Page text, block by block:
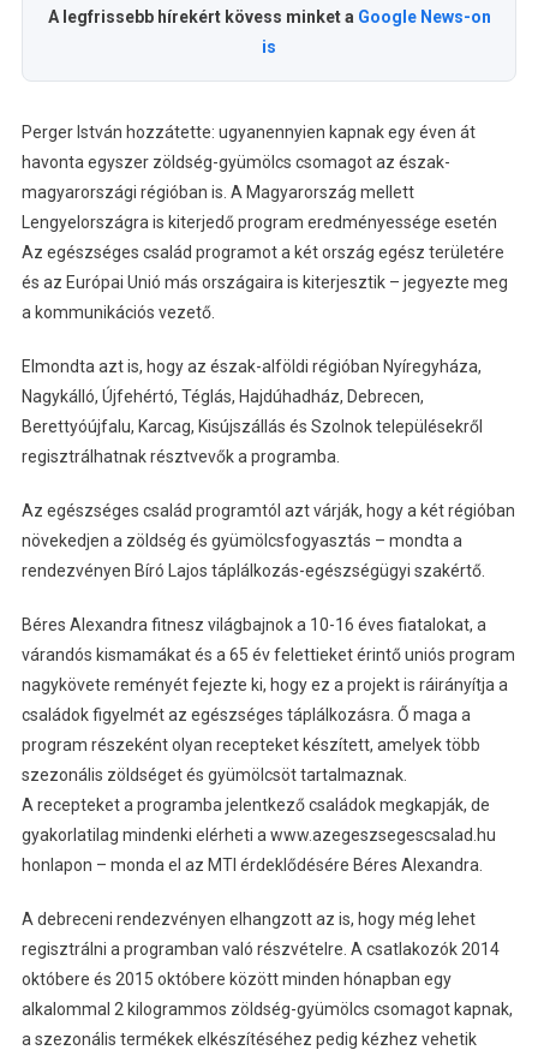
A legfrissebb hírekért kövess minket a Google News-on
is
Perger István hozzátette: ugyanennyien kapnak egy éven át
havonta egyszer zöldség-gyümölcs csomagot az észak-
magyarországi régióban is. A Magyarország mellett
Lengyelországra is kiterjedő program eredményessége esetén
Az egészséges család programot a két ország egész területére
és az Európai Unió más országaira is kiterjesztik – jegyezte meg
a kommunikációs vezető.
Elmondta azt is, hogy az észak-alföldi régióban Nyíregyháza,
Nagykálló, Újfehértó, Téglás, Hajdúhadház, Debrecen,
Berettyóújfalu, Karcag, Kisújszállás és Szolnok településekről
regisztrálhatnak résztvevők a programba.
Az egészséges család programtól azt várják, hogy a két régióban
növekedjen a zöldség és gyümölcsfogyasztás – mondta a
rendezvényen Bíró Lajos táplálkozás-egészségügyi szakértő.
Béres Alexandra fitnesz világbajnok a 10-16 éves fiatalokat, a
várandós kismamákat és a 65 év felettieket érintő uniós program
nagykövete reményét fejezte ki, hogy ez a projekt is ráirányítja a
családok figyelmét az egészséges táplálkozásra. Ő maga a
program részeként olyan recepteket készített, amelyek több
szezonális zöldséget és gyümölcsöt tartalmaznak.
A recepteket a programba jelentkező családok megkapják, de
gyakorlatilag mindenki elérheti a www.azegeszsegescsalad.hu
honlapon – monda el az MTI érdeklődésére Béres Alexandra.
A debreceni rendezvényen elhangzott az is, hogy még lehet
regisztrálni a programban való részvételre. A csatlakozók 2014
októbere és 2015 októbere között minden hónapban egy
alkalommal 2 kilogrammos zöldség-gyümölcs csomagot kapnak,
a szezonális termékek elkészítéséhez pedig kézhez vehetik